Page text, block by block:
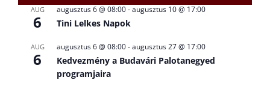
AUG
6
augusztus 6 @ 08:00-augusztus 10 @ 17:00
Tini Lelkes Napok
AUG
6
augusztus 6 @ 08:00-augusztus 27 @ 17:00
Kedvezmény a Budavári Palotanegyed
programjaira